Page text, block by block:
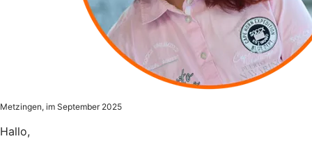
Metzingen, im September 2025
Hallo,